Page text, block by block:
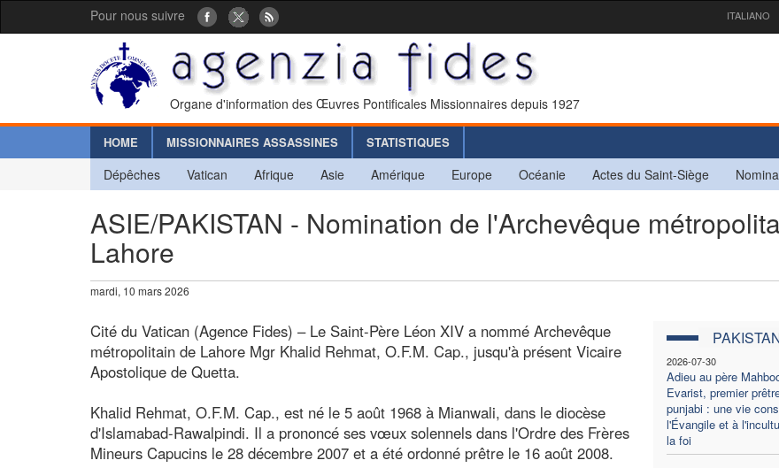
Pour nous suivre ITALIANO
Organe d'information des Œuvres Pontificales Missionnaires depuis 1927
HOME MISSIONNAIRES ASSASSINES STATISTIQUES
Dépêches Vatican Afrique Asie Amérique Europe Océanie Actes du Saint-Siège
ASIE/PAKISTAN - Nomination de l'Archevêque
Lahore
mardi, 10 mars 2026
2026-07-30
Adieu au père
Evarist, premier
punjabi : une vie
l'Évangile et à
la foi
Cité du Vatican (Agence Fides) – Le Saint-Père Léon XIV a nommé Archevêque
métropolitain de Lahore Mgr Khalid Rehmat, O.F.M. Cap., jusqu'à présent Vicaire
Apostolique de Quetta.
Khalid Rehmat, O.F.M. Cap., est né le 5 août 1968 à Mianwali, dans le diocèse
d'Islamabad-Rawalpindi. Il a prononcé ses vœux solennels dans l'Ordre des Frères
Mineurs Capucins le 28 décembre 2007 et a été ordonné prêtre le 16 août 2008.